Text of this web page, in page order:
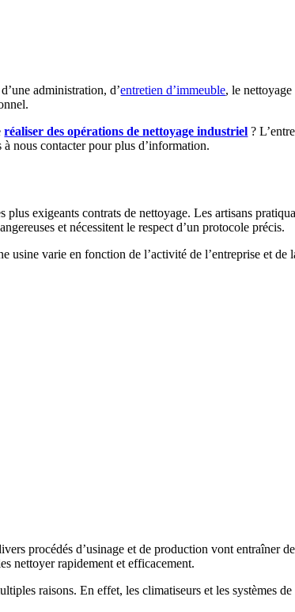
administration, d’entretien d’immeuble, le
réaliser des opérations de nettoyage industriel ?
à nous contacter pour plus d’information.
plus exigeants contrats de nettoyage. Les artisans
et nécessitent le respect d’un protocole précis.
usine varie en fonction de l’activité de l’entreprise et
procédés d’usinage et de production vont entraîner
nettoyer rapidement et efficacement.
raisons. En effet, les climatiseurs et les systèmes